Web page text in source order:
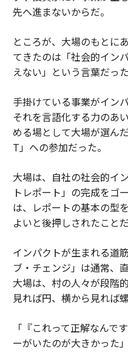
先へ進まないからだ。
ところが、大場のもとに
てきたのは「社会的イン
えない」という言葉だった
手掛けている事業がイン
それを言語化する力のあ
める場として大場が選ん
T」への参加だった。
大場は、自社の社会的イ
トレポート」の完成をゴ
は、レポートの基本の型
よいと後押しされたことだ
インパクトが生まれる道
ブ・チェンジ」は通常、
大場は、村の人々が段階
見れば円、横から見れば
「『これって正解なんで
ーがいたのが大きかった」